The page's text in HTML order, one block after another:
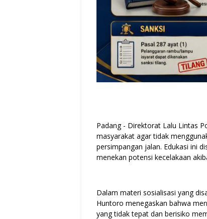
Padang - Direktorat Lalu Lintas
masyarakat agar tidak
persimpangan jalan. Edukasi ini
menekan potensi kecelakaan
Dalam materi sosialisasi yang
Huntoro menegaskan bahwa
yang tidak tepat dan berisiko